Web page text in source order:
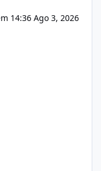
14:36 Ago 3, 2026